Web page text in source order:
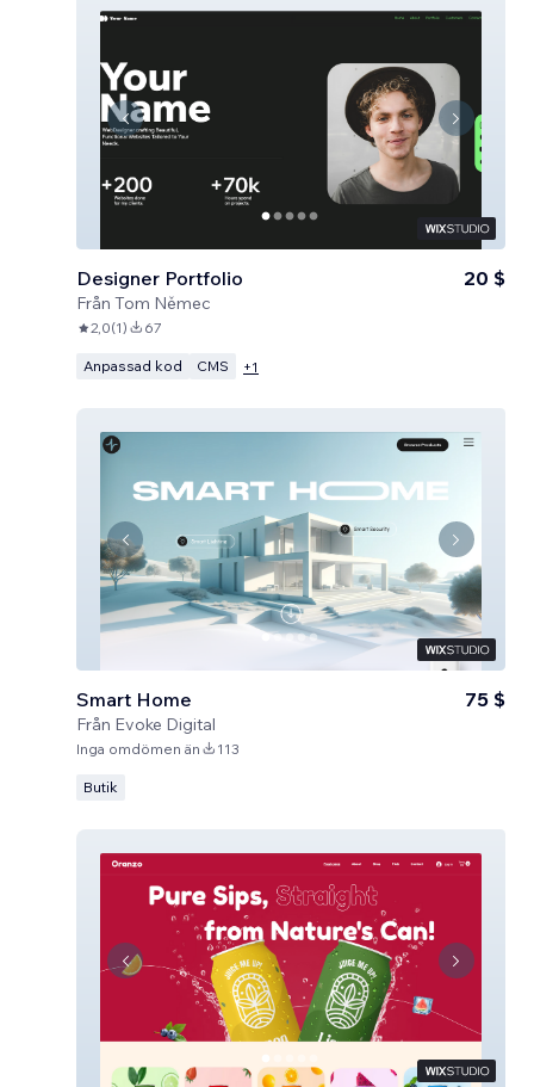
Designer Portfolio
Från Tom Němec
20 $
2,0(1) 67
Anpassad kod CMS +1
Smart Home
Från Evoke Digital
75 $
Inga omdömen än 113
Butik